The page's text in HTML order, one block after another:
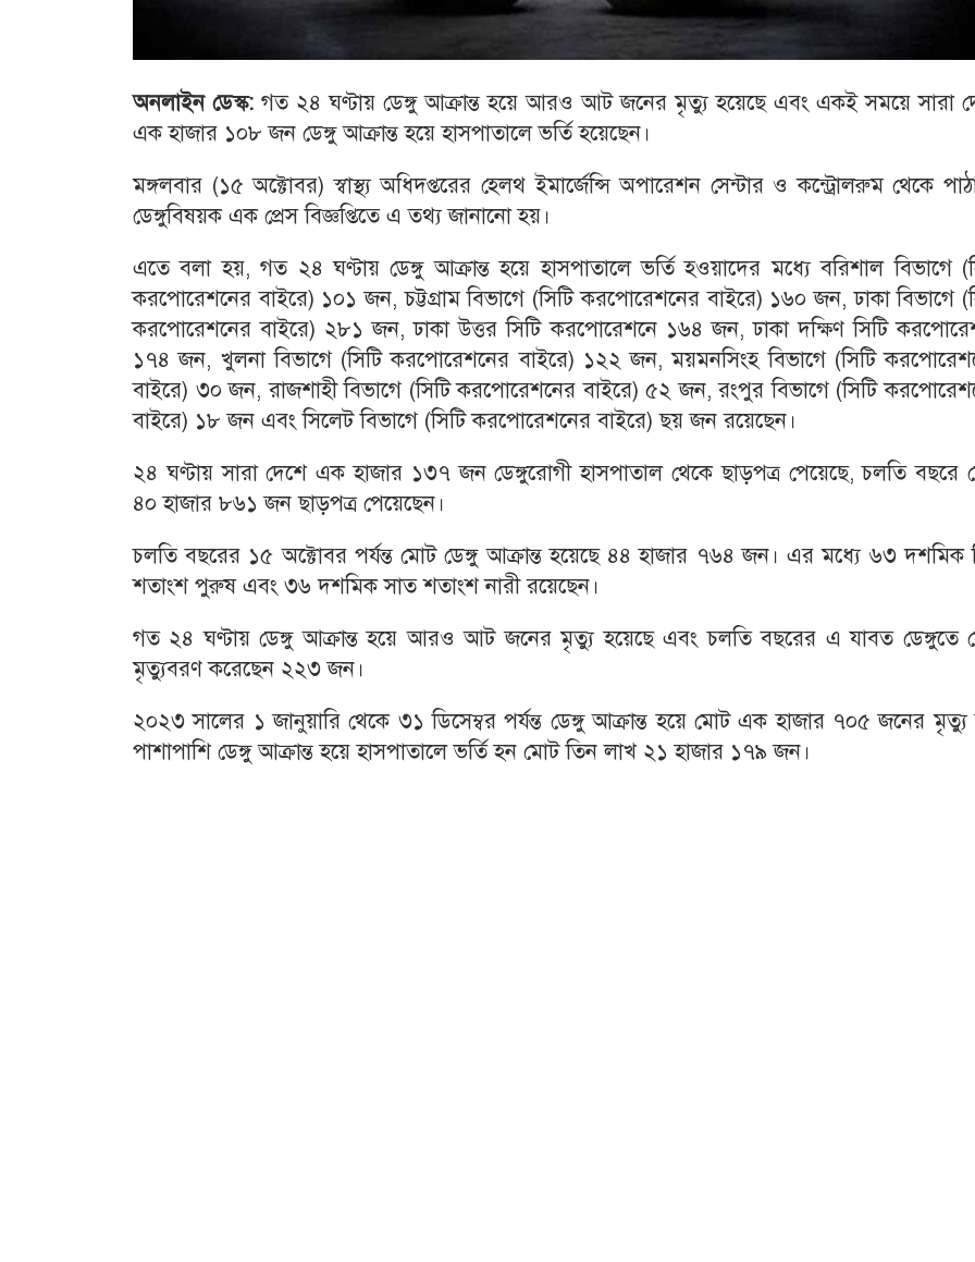
অনলাইন ডেস্ক: গত ২৪ ঘণ্টায় ডেঙ্গু আক্রান্ত হয়ে আরও আট জনের মৃত্যু হয়েছে এবং একই সময়ে সারা
এক হাজার ১০৮ জন ডেঙ্গু আক্রান্ত হয়ে হাসপাতালে ভর্তি হয়েছেন।
মঙ্গলবার (১৫ অক্টোবর) স্বাস্থ্য অধিদপ্তরের হেলথ ইমার্জেন্সি অপারেশন সেন্টার ও কন্ট্রোলরুম থেকে
ডেঙ্গুবিষয়ক এক প্রেস বিজ্ঞপ্তিতে এ তথ্য জানানো হয়।
এতে বলা হয়, গত ২৪ ঘণ্টায় ডেঙ্গু আক্রান্ত হয়ে হাসপাতালে ভর্তি হওয়াদের মধ্যে বরিশাল বিভাগে
করপোরেশনের বাইরে) ১০১ জন, চট্টগ্রাম বিভাগে (সিটি করপোরেশনের বাইরে) ১৬০ জন, ঢাকা বিভাগে
করপোরেশনের বাইরে) ২৮১ জন, ঢাকা উত্তর সিটি করপোরেশনে ১৬৪ জন, ঢাকা দক্ষিণ সিটি
১৭৪ জন, খুলনা বিভাগে (সিটি করপোরেশনের বাইরে) ১২২ জন, ময়মনসিংহ বিভাগে (সিটি
বাইরে) ৩০ জন, রাজশাহী বিভাগে (সিটি করপোরেশনের বাইরে) ৫২ জন, রংপুর বিভাগে (সিটি
বাইরে) ১৮ জন এবং সিলেট বিভাগে (সিটি করপোরেশনের বাইরে) ছয় জন রয়েছেন।
২৪ ঘণ্টায় সারা দেশে এক হাজার ১৩৭ জন ডেঙ্গুরোগী হাসপাতাল থেকে ছাড়পত্র পেয়েছে, চলতি বছরে
৪০ হাজার ৮৬১ জন ছাড়পত্র পেয়েছেন।
চলতি বছরের ১৫ অক্টোবর পর্যন্ত মোট ডেঙ্গু আক্রান্ত হয়েছে ৪৪ হাজার ৭৬৪ জন। এর মধ্যে ৬৩ দশমিক
শতাংশ পুরুষ এবং ৩৬ দশমিক সাত শতাংশ নারী রয়েছেন।
গত ২৪ ঘণ্টায় ডেঙ্গু আক্রান্ত হয়ে আরও আট জনের মৃত্যু হয়েছে এবং চলতি বছরের এ যাবত ডেঙ্গুতে
মৃত্যুবরণ করেছেন ২২৩ জন।
২০২৩ সালের ১ জানুয়ারি থেকে ৩১ ডিসেম্বর পর্যন্ত ডেঙ্গু আক্রান্ত হয়ে মোট এক হাজার ৭০৫ জনের মৃত্যু
পাশাপাশি ডেঙ্গু আক্রান্ত হয়ে হাসপাতালে ভর্তি হন মোট তিন লাখ ২১ হাজার ১৭৯ জন।